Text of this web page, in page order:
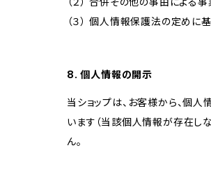
（３） 個人情報保護法の定めに
8. 個人情報の開示
当ショップは、お客様から、個
います（当該個人情報が存在し
ん。